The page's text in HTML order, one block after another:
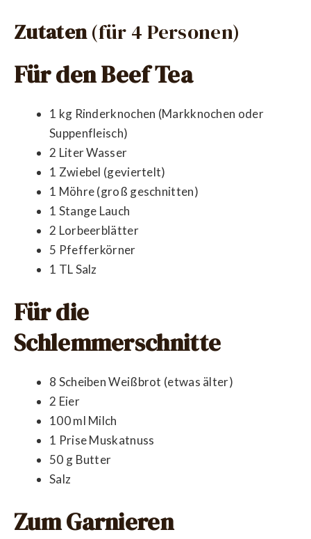
Zutaten(für 4 Personen)
Für den Beef Tea
1 kg Rinderknochen (Markknochen oder
Suppenfleisch)
2 Liter Wasser
1 Zwiebel (geviertelt)
1 Möhre (groß geschnitten)
1 Stange Lauch
2 Lorbeerblätter
5 Pfefferkörner
1 TL Salz
Für die
Schlemmerschnitte
8 Scheiben Weißbrot (etwas älter)
2 Eier
100 ml Milch
1 Prise Muskatnuss
50 g Butter
Salz
Zum Garnieren